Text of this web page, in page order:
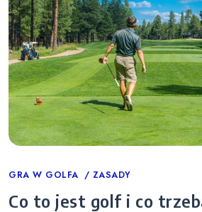
Categories
GRA W GOLFA ZASADY
Co to jest golf i co